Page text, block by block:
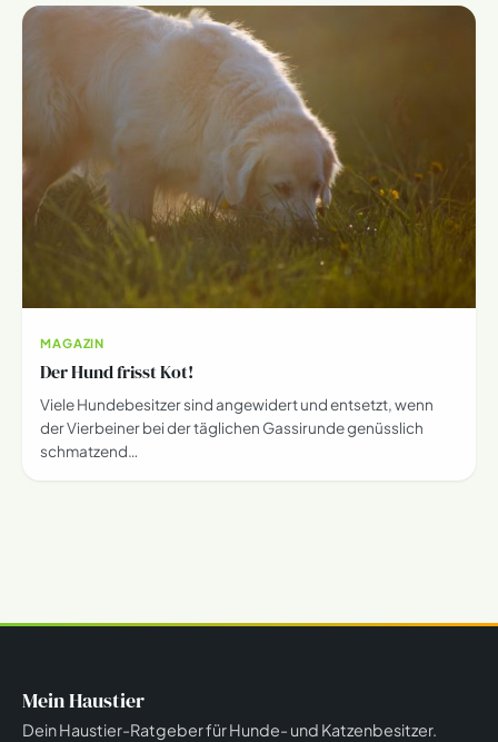
MAGAZIN
Der Hund frisst Kot!
Viele Hundebesitzer sind angewidert und entsetzt, wenn
der Vierbeiner bei der täglichen Gassirunde genüsslich
schmatzend…
Mein Haustier
Dein Haustier-Ratgeber für Hunde- und Katzenbesitzer.